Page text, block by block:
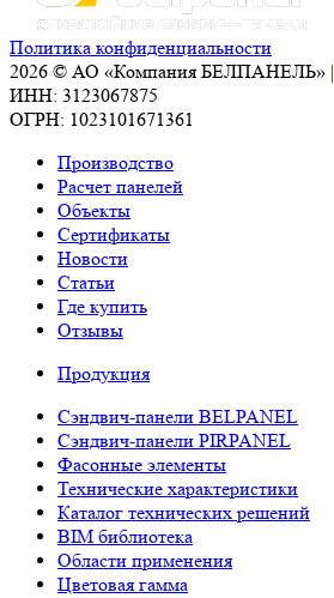
Политика конфиденциальности
2026 © АО «Компания БЕЛПАНЕЛЬ» |
ИНН: 3123067875
ОГРН: 1023101671361
Производство
Расчет панелей
Объекты
Сертификаты
Новости
Статьи
Где купить
Отзывы
Продукция
Сэндвич-панели BELPANEL
Сэндвич-панели PIRPANEL
Фасонные элементы
Технические характеристики
Каталог технических решений
BIM библиотека
Области применения
Цветовая гамма